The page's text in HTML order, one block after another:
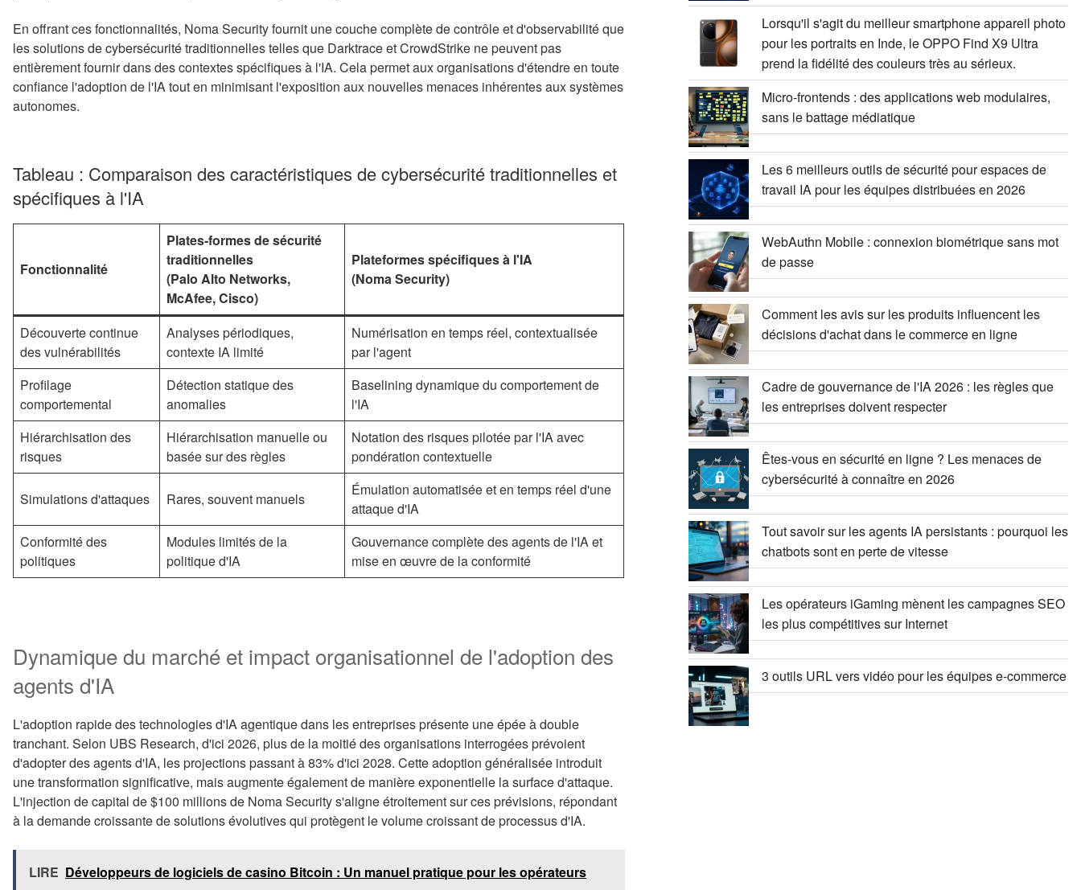
En offrant ces fonctionnalités, Noma Security fournit une couche complète de contrôle et d'observabilité que
les solutions de cybersécurité traditionnelles telles que Darktrace et CrowdStrike ne peuvent pas
entièrement fournir dans des contextes spécifiques à l'IA. Cela permet aux organisations d'étendre en toute
confiance l'adoption de l'IA tout en minimisant l'exposition aux nouvelles menaces inhérentes aux systèmes
autonomes.
Tableau : Comparaison des caractéristiques de cybersécurité traditionnelles et
spécifiques à l'IA
Fonctionnalité
Plates-formes de sécurité
traditionnelles
(Palo Alto Networks,
McAfee, Cisco)
Plateformes spécifiques à l'IA
(Noma Security)
Découverte continue
des vulnérabilités
Analyses périodiques,
contexte IA limité
Numérisation en temps réel, contextualisée
par l'agent
Profilage
comportemental
Détection statique des
anomalies
Baselining dynamique du comportement de
l'IA
Hiérarchisation des
risques
Hiérarchisation manuelle ou
basée sur des règles
Notation des risques pilotée par l'IA avec
pondération contextuelle
Simulations d'attaques Rares, souvent manuels
Émulation automatisée et en temps réel d'une
attaque d'IA
Conformité des
politiques
Modules limités de la
politique d'IA
Gouvernance complète des agents de l'IA et
mise en œuvre de la conformité
Dynamique du marché et impact organisationnel de l'adoption des
agents d'IA
L'adoption rapide des technologies d'IA agentique dans les entreprises présente une épée à double
tranchant. Selon UBS Research, d'ici 2026, plus de la moitié des organisations interrogées prévoient
d'adopter des agents d'IA, les projections passant à 83% d'ici 2028. Cette adoption généralisée introduit
une transformation significative, mais augmente également de manière exponentielle la surface d'attaque.
L'injection de capital de $100 millions de Noma Security s'aligne étroitement sur ces prévisions, répondant
à la demande croissante de solutions évolutives qui protègent le volume croissant de processus d'IA.
LIRE Développeurs de logiciels de casino Bitcoin : Un manuel pratique pour les opérateurs
Lorsqu'il s'agit du meilleur smartphone appareil photo
pour les portraits en Inde, le OPPO Find X9 Ultra
prend la fidélité des couleurs très au sérieux.
Micro-frontends : des applications web modulaires,
sans le battage médiatique
Les 6 meilleurs outils de sécurité pour espaces de
travail IA pour les équipes distribuées en 2026
WebAuthn Mobile : connexion biométrique sans mot
de passe
Comment les avis sur les produits influencent les
décisions d'achat dans le commerce en ligne
Cadre de gouvernance de l'IA 2026 : les règles que
les entreprises doivent respecter
Êtes-vous en sécurité en ligne ? Les menaces de
cybersécurité à connaître en 2026
Tout savoir sur les agents IA persistants : pourquoi les
chatbots sont en perte de vitesse
Les opérateurs iGaming mènent les campagnes SEO
les plus compétitives sur Internet
3 outils URL vers vidéo pour les équipes e-commerce